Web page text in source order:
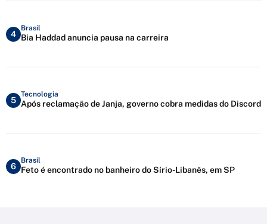
4
Brasil
Bia Haddad anuncia pausa na carreira
5
Tecnologia
Após reclamação de Janja, governo cobra medidas do Discord
6
Brasil
Feto é encontrado no banheiro do Sírio-Libanês, em SP